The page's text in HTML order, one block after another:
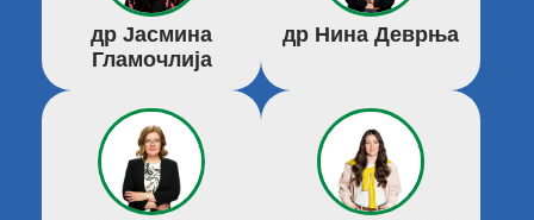
др Јасмина
Гламочлија
др Нина Деврња